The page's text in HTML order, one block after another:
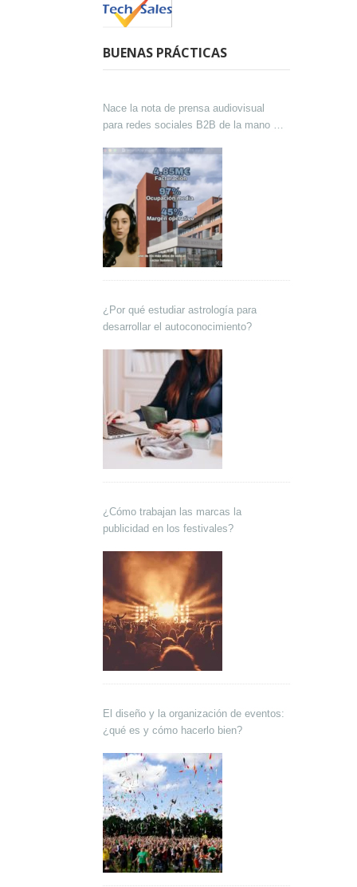
BUENAS PRÁCTICAS
Nace la nota de prensa audiovisual
para redes sociales B2B de la mano de
¿Por qué estudiar astrología para
desarrollar el autoconocimiento?
¿Cómo trabajan las marcas la
publicidad en los festivales?
El diseño y la organización de eventos:
¿qué es y cómo hacerlo bien?